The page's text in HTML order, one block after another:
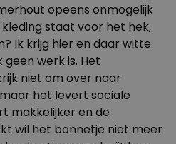
opeens onmogelijk
staat voor het hek,
Ik krijg hier en daar witte
geen werk is. Het
niet om over naar
het levert sociale
makkelijker en de
wil het bonnetje niet meer